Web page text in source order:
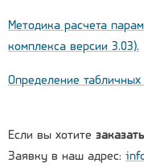
Методика расчета
комплекса версии 3.03).
Определение
Если вы хотите
Заявку в наш адрес: